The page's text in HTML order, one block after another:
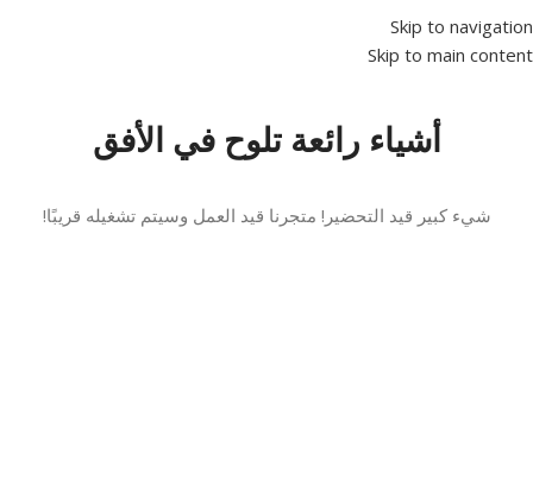
Skip to navigation
Skip to main content
أشياء رائعة تلوح في الأفق
شيء كبير قيد التحضير! متجرنا قيد العمل وسيتم تشغيله قريبًا!